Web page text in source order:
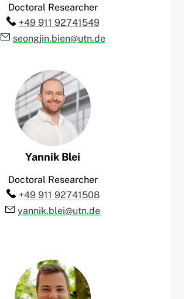
Doctoral Researcher
Telefon:
+49 911 92741549
E-Mail:
seongjin.bien@utn.de
Yannik Blei
Doctoral Researcher
Telefon:
+49 911 92741508
E-Mail:
yannik.blei@utn.de